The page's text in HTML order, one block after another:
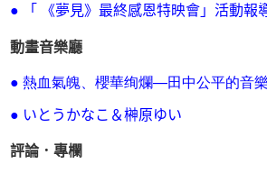
● 「 《夢見》最終感恩特映會」活動報
動畫音樂廳
● 熱血氣魄、櫻華绚爛—田中公平的音樂
● いとうかなこ＆榊原ゆい
評論．專欄